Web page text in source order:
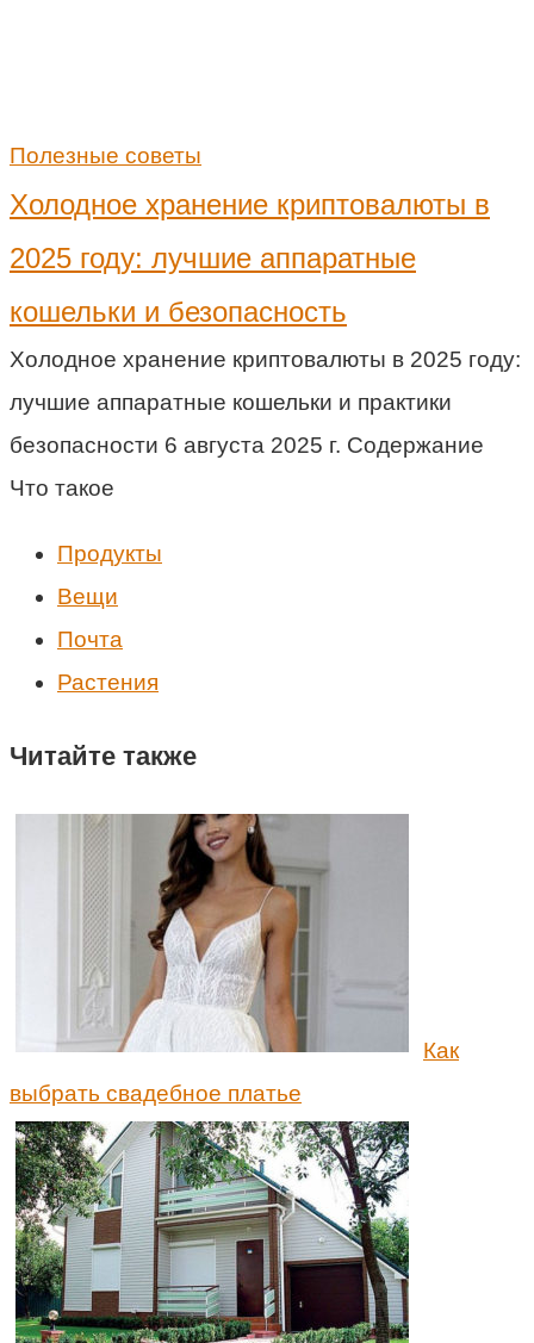
Полезные советы
Холодное хранение криптовалюты в
2025 году: лучшие аппаратные
кошельки и безопасность
Холодное хранение криптовалюты в 2025 году:
лучшие аппаратные кошельки и практики
безопасности 6 августа 2025 г. Содержание
Что такое
Продукты
Вещи
Почта
Растения
Читайте также
Как
выбрать свадебное платье